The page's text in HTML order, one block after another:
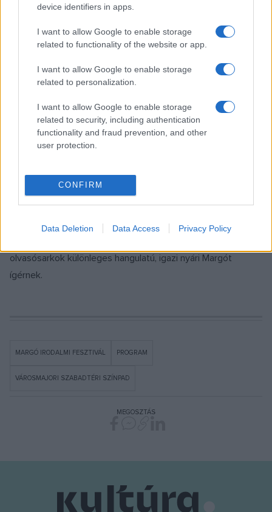
device identifiers in apps.
I want to allow Google to enable storage
related to functionality of the website or app.
I want to allow Google to enable storage
related to personalization.
I want to allow Google to enable storage
related to security, including authentication
functionality and fraud prevention, and other
user protection.
CONFIRM
Data Deletion Data Access Privacy Policy
kezdeményezésének, az Alkotótárs ösztöndíjprogram
együttműködésében valósít meg. A tavaly útjára indított
pályázat célja a fiatal, de már nem pályakezdő szerzők
támogatása, hogy segítségével a két díjazott egy évig
csakis az alkotásnak szentelhesse idejét.
születésnapját ünneplőVárosmajori Szabadtéri Színpad
a helyszíne, ami az irodalmi fesztivál mellett egész nyáron
változatos programkínálattal várja a nagyközönséget. A
több száz éves parkban a modern, 800 férőhelyes
olvasósarkok különleges hangulatú, igazi nyári Margót
ígérnek.
MARGÓ IRODALMI FESZTIVÁL PROGRAM
VÁROSMAJORI SZABADTÉRI SZÍNPAD
MEGOSZTÁS